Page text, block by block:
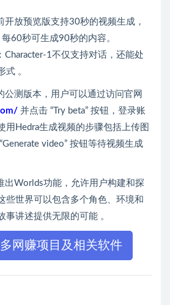
开放预览版支持30秒的视频生成，
60秒可生成90秒的内容。
Character-1不仅支持对话，还能处
式 。
公测版本，用户可以通过访问官网
并点击 “Try beta” 按钮，登录账
用Hedra生成视频的步骤包括上传图
video” 按钮等待视频生成
出Worlds功能，允许用户构建和探
些世界可以包含多个角色、环境和
事讲述提供无限的可能 。
网赚项目及相关软件